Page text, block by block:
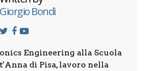
Giorgio Bondì
Engineering alla Scuola
di Pisa, lavoro nella